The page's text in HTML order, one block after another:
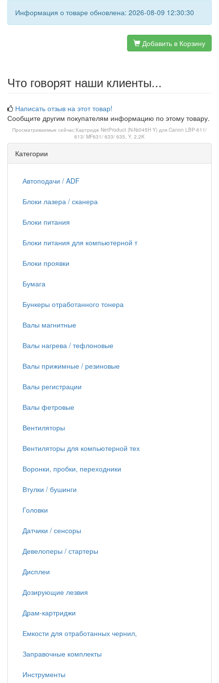
Информация о товаре обновлена: 2026-08-09 12:30:30
Добавить в Корзину
Что говорят наши клиенты...
Написать отзыв на этот товар!
Сообщите другим покупателям информацию по этому товару.
Просматриваемые сейчас:Картридж NetProduct (N-№045H Y) для Canon LBP-611/
613/ MF631/ 633/ 635, Y, 2,2K
Категории
Автоподачи / ADF
Блоки лазера / сканера
Блоки питания
Блоки питания для компьютерной т
Блоки проявки
Бумага
Бункеры отработанного тонера
Валы магнитные
Валы нагрева / тефлоновые
Валы прижимные / резиновые
Валы регистрации
Валы фетровые
Вентиляторы
Вентиляторы для компьютерной тех
Воронки, пробки, переходники
Втулки / бушинги
Головки
Датчики / сенсоры
Девелоперы / стартеры
Дисплеи
Дозирующие лезвия
Драм-картриджи
Емкости для отработанных чернил,
Заправочные комплекты
Инструменты